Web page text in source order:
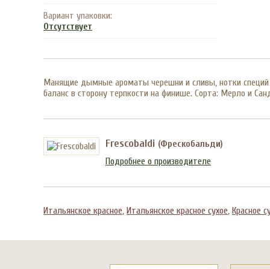
Вариант упаковки:
Отсутствует
Манящие дымные ароматы черешни и сливы, нотки специй
баланс в сторону терпкости на финише. Сорта: Мерло и
Frescobaldi (Фрескобальди)
Подробнее о производителе
Итальянское красное, Итальянское красное сухое, Красное